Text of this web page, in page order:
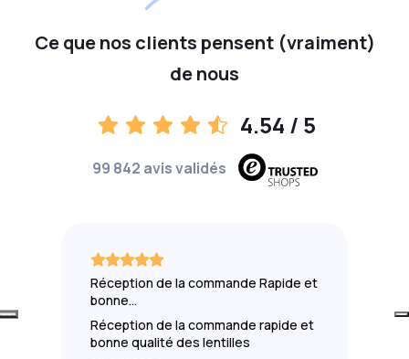
Ce que nos clients pensent (vraiment)
de nous
4.54 / 5
99 842 avis validés
Réception de la commande Rapide et
bonne…
Réception de la commande rapide et
bonne qualité des lentilles